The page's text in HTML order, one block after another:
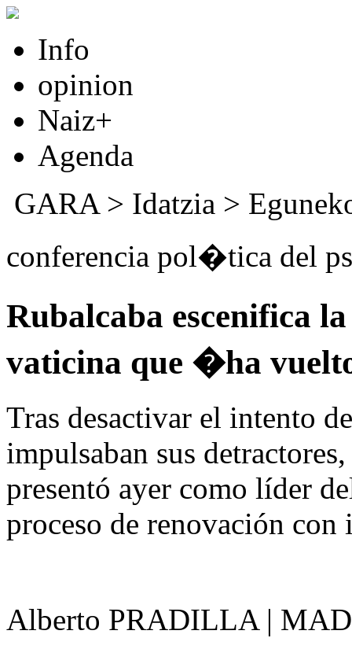
Info
opinion
Naiz+
Agenda
GARA> Idatzia >
conferencia pol�tica del
Rubalcaba escenifica
vaticina que �ha
Tras desactivar el intento
impulsaban sus
presentó ayer como líder
proceso de renovación con
Alberto PRADILLA |